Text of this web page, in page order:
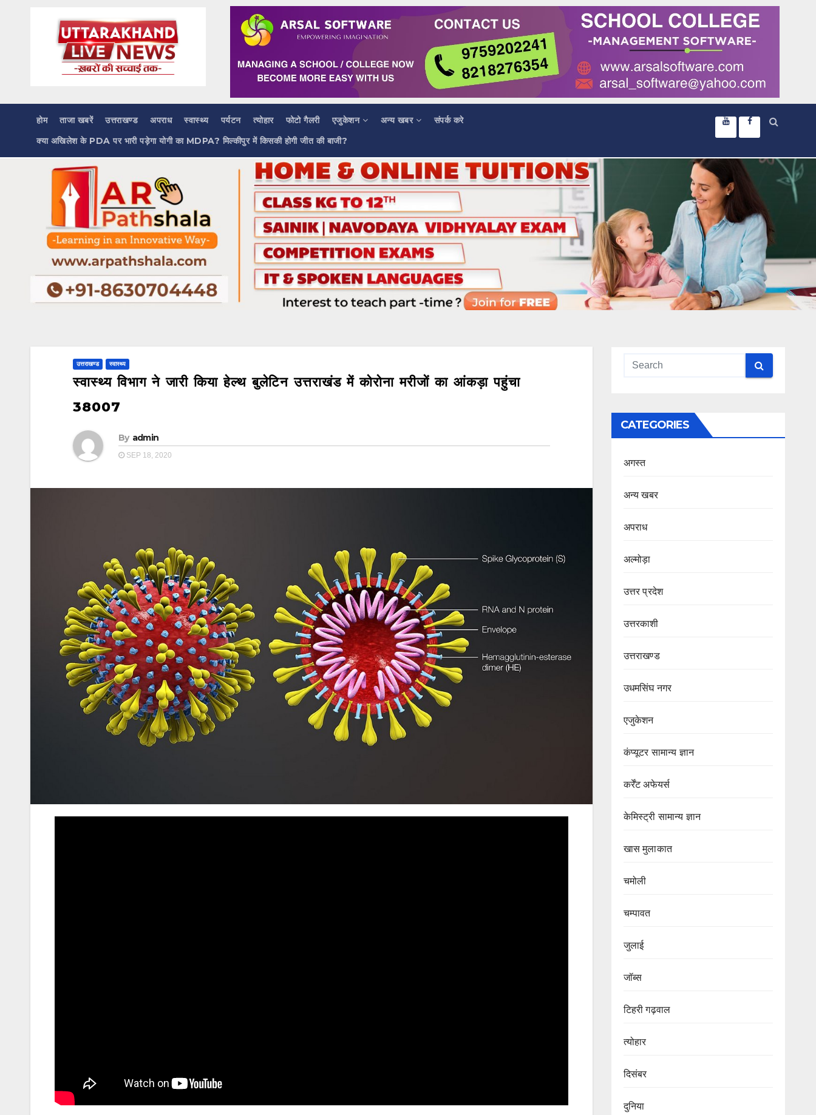
होम ताजा खबरें उत्तराखण्ड अपराध स्वास्थ्य पर्यटन त्योहार फोटो गैलरी एजुकेशन अन्य खबर
संपर्क करे
क्या अखिलेश के PDA पर भारी पड़ेगा योगी का MDPA? मिल्कीपुर में किसकी होगी जीत की बाजी?
उत्तराखण्ड स्वास्थ्य
स्वास्थ्य विभाग ने जारी किया हेल्थ बुलेटिन उत्तराखंड में कोरोना मरीजों का आंकड़ा पहुंचा
38007
By admin
SEP 18, 2020
CATEGORIES
अगस्त
अन्य खबर
अपराध
अल्मोड़ा
उत्तर प्रदेश
उत्तरकाशी
उत्तराखण्ड
उधमसिंघ नगर
एजुकेशन
कंप्यूटर सामान्य ज्ञान
कर्रेंट अफेयर्स
केमिस्ट्री सामान्य ज्ञान
खास मुलाकात
चमोली
चम्पावत
जुलाई
जॉब्स
टिहरी गढ़वाल
त्योहार
दिसंबर
दुनिया